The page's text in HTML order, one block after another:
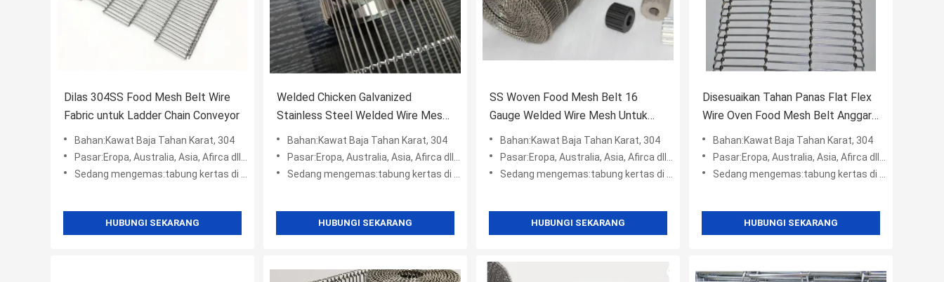
Dilas 304SS Food Mesh Belt Wire
Fabric untuk Ladder Chain Conveyor
Bahan:Kawat Baja Tahan Karat, 304
Pasar:Eropa, Australia, Asia, Afirca dll, Amerika
Sedang mengemas:tabung kertas di dalam + kotak wodden + kantong plastik +
HUBUNGI SEKARANG
Welded Chicken Galvanized
Stainless Steel Welded Wire Mesh
BeltBahan:Kawat Baja Tahan Karat, 304
Pasar:Eropa, Australia, Asia, Afirca dll, Amerika
Sedang mengemas:tabung kertas di dalam + kotak wodden + kantong plastik +
HUBUNGI SEKARANG
SS Woven Food Mesh Belt 16
Gauge Welded Wire Mesh Untuk
Konveyor
Bahan:Kawat Baja Tahan Karat, 304
Pasar:Eropa, Australia, Asia, Afirca dll, Amerika
Sedang mengemas:tabung kertas di dalam + kotak wodden + kantong plastik +
HUBUNGI SEKARANG
Disesuaikan Tahan Panas Flat Flex
Wire Oven Food Mesh Belt Anggar
Rolls
Bahan:Kawat Baja Tahan Karat, 304
Pasar:Eropa, Australia, Asia, Afirca dll, Amerika
Sedang mengemas:tabung kertas di dalam + kotak wodden + kantong plastik +
HUBUNGI SEKARANG